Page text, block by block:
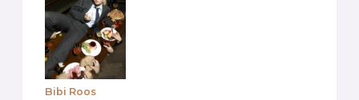
Bibi Roos